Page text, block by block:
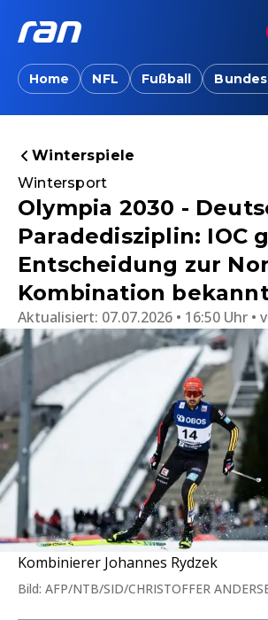
Home NFL Fußball
Winterspiele
Wintersport
Olympia 2030 -
Paradedisziplin: IOC
Entscheidung zur
Kombination
Aktualisiert: 07.07.2026 • 16:50 Uhr
Kombinierer Johannes Rydzek
Bild: AFP/NTB/SID/CHRISTOFFER